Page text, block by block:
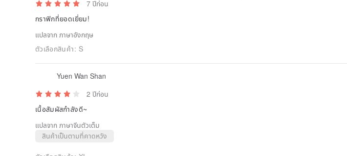
Yuen Wan Shan
2 ปีก่อน
แปลจาก ภาษาจีนตัวเต็ม
ตัวเลือกสินค้า: XL
ดีไซเนอร์ตอบกลับเมื่อ 2 ปีก่อน ที่แล้ว
ขอบคุณมาก! ขอบคุณอีกครั้งหากมีโอกาสครับ ^^